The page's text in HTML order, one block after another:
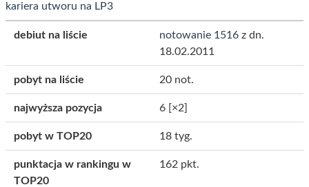
kariera utworu na LP3
debiut na liście notowanie 1516 z dn.
18.02.2011
pobyt na liście 20 not.
najwyższa pozycja 6 [×2]
pobyt w TOP20 18 tyg.
punktacja w rankingu w
TOP20
162 pkt.